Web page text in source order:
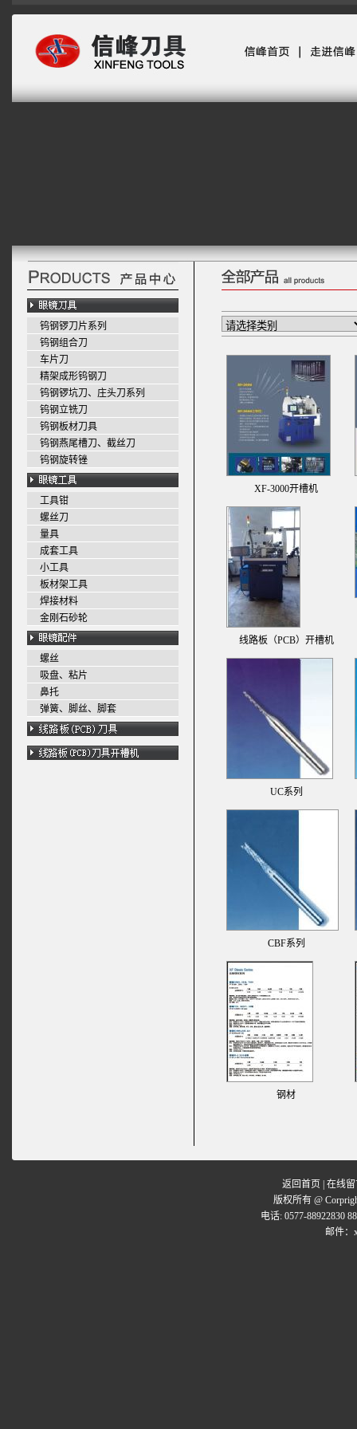
钨钢锣刀片系列
钨钢组合刀
车片刀
精架成形钨钢刀
钨钢锣坑刀、庄头刀系列
钨钢立铣刀
钨钢板材刀具
钨钢燕尾槽刀、截丝刀
钨钢旋转锉
工具钳
螺丝刀
量具
成套工具
小工具
板材架工具
焊接材料
金刚石砂轮
螺丝
吸盘、粘片
鼻托
弹簧、脚丝、脚套
XF-3000开槽机
线路板（PCB）开槽机
UC系列
CBF系列
钢材
返回首页
在线
版权所有 @
电话: 0577-88922830
邮件：